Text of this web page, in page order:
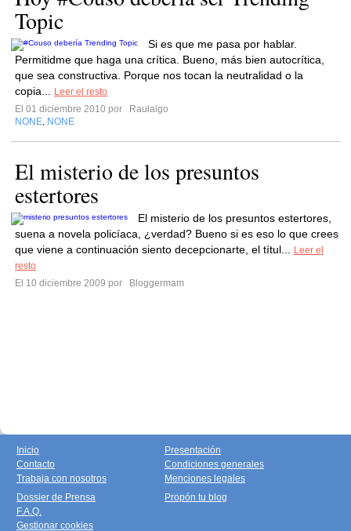
Topic
Si es que me pasa por hablar.
Permitidme que haga una crítica. Bueno, más bien autocrítica,
que sea constructiva. Porque nos tocan la neutralidad o la
copia...
Leer el resto
El 01 diciembre 2010 por
Raulalgo
NONE NONE
El misterio de los presuntos
estertores
El misterio de los presuntos estertores,
suena a novela policíaca, ¿verdad? Bueno si es eso lo que crees
que viene a continuación siento decepcionarte, el títul...
Leer el
resto
El 10 diciembre 2009 por
Bloggermam
Inicio
Contacto
Trabaja con nosotros
Presentación
Condiciones generales
Menciones legales
Dossier de Prensa
F.A.Q.
Gestionar cookies
Propón tu blog